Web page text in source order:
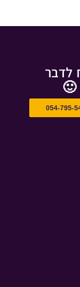
לדבר
🙂
054-795-